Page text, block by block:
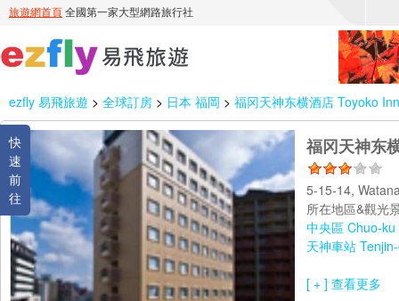
ezfly 易飛旅遊 > 全球訂房 > 日本 福岡 > 福冈天神东横酒店 Toyoko
快
速
前
往
福冈天神东
5-15-14,
所在地區&觀光
中央區 Chuo-ku
天神車站
[ + ] 查看更多